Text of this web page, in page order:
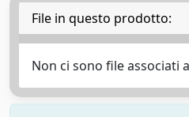
File in questo prodotto:
Non ci sono file associati